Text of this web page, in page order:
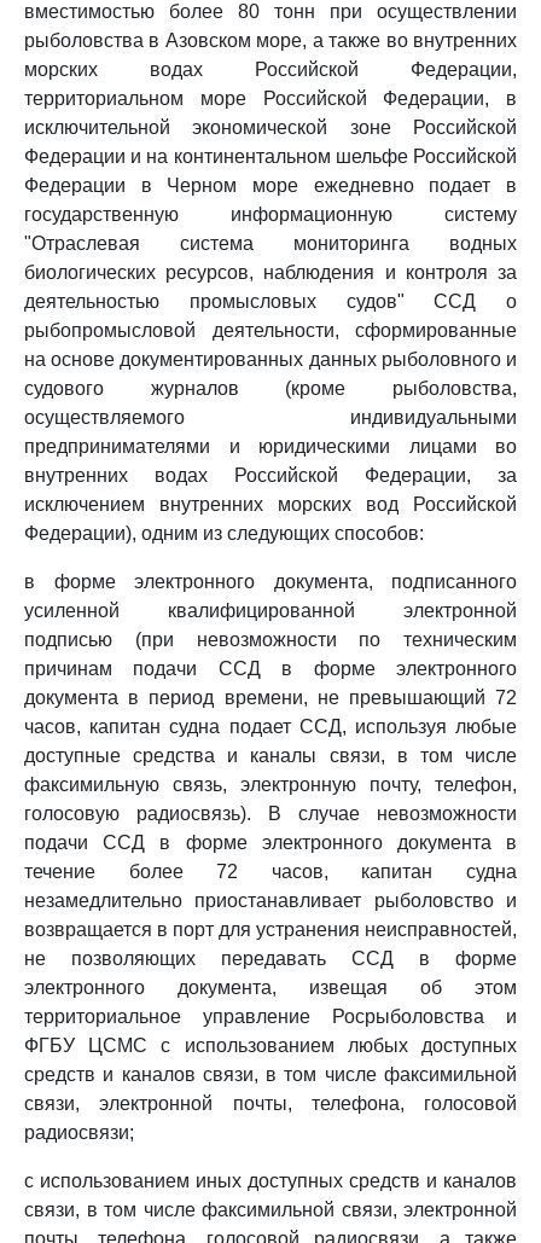
вместимостью более 80 тонн при осуществлении
рыболовства в Азовском море, а также во внутренних
морских водах Российской Федерации,
территориальном море Российской Федерации, в
исключительной экономической зоне Российской
Федерации и на континентальном шельфе Российской
Федерации в Черном море ежедневно подает в
государственную информационную систему
"Отраслевая система мониторинга водных
биологических ресурсов, наблюдения и контроля за
деятельностью промысловых судов" ССД о
рыбопромысловой деятельности, сформированные
на основе документированных данных рыболовного и
судового журналов (кроме рыболовства,
осуществляемого индивидуальными
предпринимателями и юридическими лицами во
внутренних водах Российской Федерации, за
исключением внутренних морских вод Российской
Федерации), одним из следующих способов:
в форме электронного документа, подписанного
усиленной квалифицированной электронной
подписью (при невозможности по техническим
причинам подачи ССД в форме электронного
документа в период времени, не превышающий 72
часов, капитан судна подает ССД, используя любые
доступные средства и каналы связи, в том числе
факсимильную связь, электронную почту, телефон,
голосовую радиосвязь). В случае невозможности
подачи ССД в форме электронного документа в
течение более 72 часов, капитан судна
незамедлительно приостанавливает рыболовство и
возвращается в порт для устранения неисправностей,
не позволяющих передавать ССД в форме
электронного документа, извещая об этом
территориальное управление Росрыболовства и
ФГБУ ЦСМС с использованием любых доступных
средств и каналов связи, в том числе факсимильной
связи, электронной почты, телефона, голосовой
радиосвязи;
с использованием иных доступных средств и каналов
связи, в том числе факсимильной связи, электронной
почты, телефона, голосовой радиосвязи, а также